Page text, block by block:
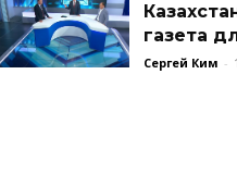
газета
Сергей Ким -